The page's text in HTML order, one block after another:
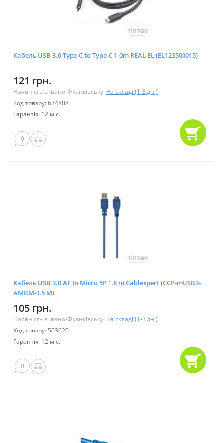
Кабель USB 3.0 Type-C to Type-C 1.0m REAL-EL (EL123500015)
121 грн.
Наявність в Івано-Франківську: На складі (1-3 дні)
Код товару: 634808
Гарантія: 12 міс.
0
Кабель USB 3.0 AF to Micro 5P 1.8 m Cablexpert (CCP-mUSB3-
AMBM-0.5 M)
105 грн.
Наявність в Івано-Франківську: На складі (1-3 дні)
Код товару: 503620
Гарантія: 12 міс.
0